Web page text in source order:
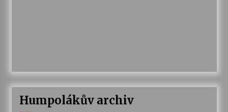
Humpolákův archiv